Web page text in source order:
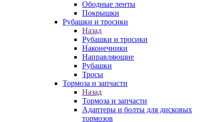
Ободные ленты
Покрышки
Рубашки и тросики
Назад
Рубашки и тросики
Наконечники
Направляющие
Рубашки
Тросы
Тормоза и запчасти
Назад
Тормоза и запчасти
Адаптеры и болты для дисковых
тормозов